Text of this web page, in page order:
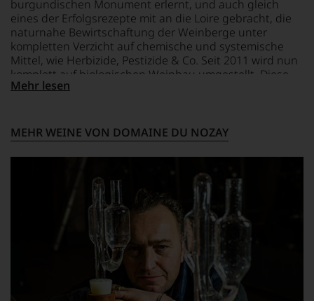
um
zu
unterstreichen,
auf
welch
hohem
Niveau
bewegt.
burgundischen Monument erlernt, und auch gleich
eines der Erfolgsrezepte mit an die Loire gebracht, die
naturnahe Bewirtschaftung der Weinberge unter
kompletten Verzicht auf chemische und systemische
Mittel, wie Herbizide, Pestizide & Co. Seit 2011 wird nun
komplett auf biologischen Weinbau umgestellt. Diese
Gründe verhalfen dem Weingut zu einem
Mehr lesen
MEHR WEINE VON DOMAINE DU NOZAY